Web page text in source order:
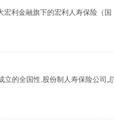
利金融旗下的宏利人寿保险（国
的全国性.股份制人寿保险公司,总